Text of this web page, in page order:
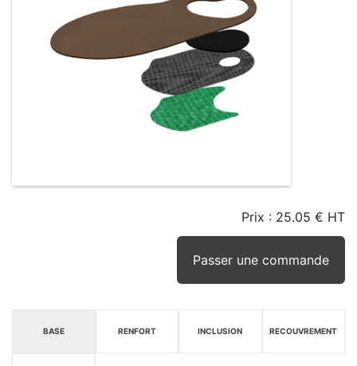
STOCK
Prix : 25.05 € HT
Passer une commande
BASE RENFORT INCLUSION RECOUVREMENT